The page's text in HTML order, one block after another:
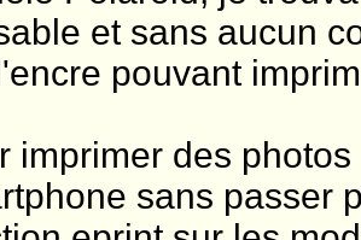
et sans aucun
pouvant
imprimer des
sans passer